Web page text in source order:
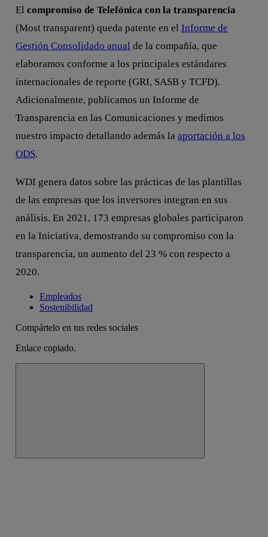
El compromiso de Telefónica con la transparencia
(Most transparent) queda patente en el Informe de
Gestión Consolidado anual de la compañía, que
elaboramos conforme a los principales estándares
internacionales de reporte (GRI, SASB y TCFD).
Adicionalmente, publicamos un Informe de
Transparencia en las Comunicaciones y medimos
nuestro impacto detallando además la aportación a los
ODS.
WDI genera datos sobre las prácticas de las plantillas
de las empresas que los inversores integran en sus
análisis. En 2021, 173 empresas globales participaron
en la Iniciativa, demostrando su compromiso con la
transparencia, un aumento del 23 % con respecto a
2020.
Empleados
Sostenibilidad
Compártelo en tus redes sociales
Enlace copiado.